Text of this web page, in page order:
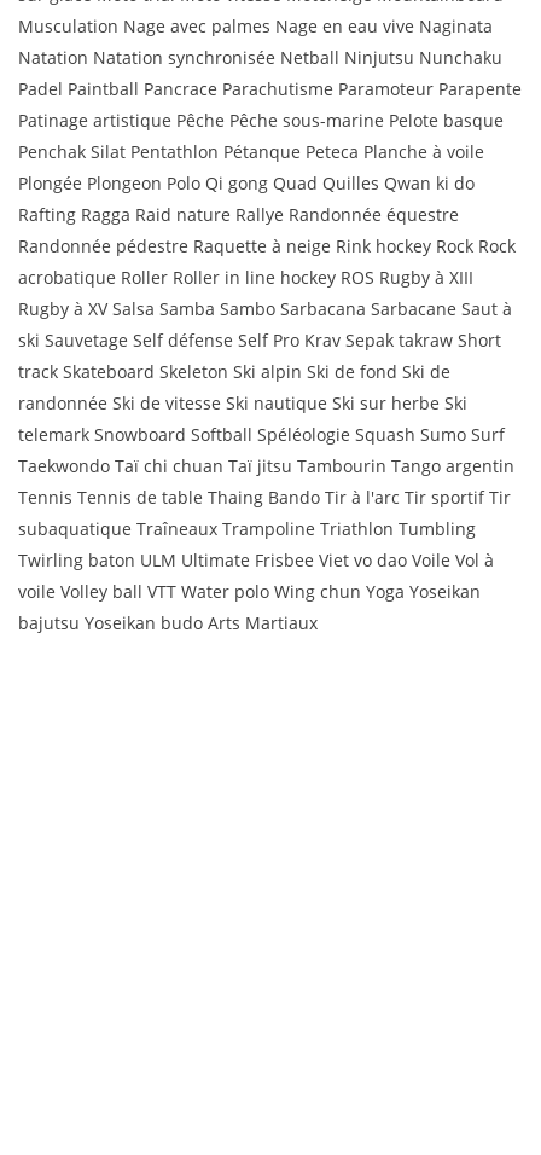
Musculation Nage avec palmes Nage en eau vive Naginata
Natation Natation synchronisée Netball Ninjutsu Nunchaku
Padel Paintball Pancrace Parachutisme Paramoteur Parapente
Patinage artistique Pêche Pêche sous-marine Pelote basque
Penchak Silat Pentathlon Pétanque Peteca Planche à voile
Plongée Plongeon Polo Qi gong Quad Quilles Qwan ki do
Rafting Ragga Raid nature Rallye Randonnée équestre
Randonnée pédestre Raquette à neige Rink hockey Rock Rock
acrobatique Roller Roller in line hockey ROS Rugby à XIII
Rugby à XV Salsa Samba Sambo Sarbacana Sarbacane Saut à
ski Sauvetage Self défense Self Pro Krav Sepak takraw Short
track Skateboard Skeleton Ski alpin Ski de fond Ski de
randonnée Ski de vitesse Ski nautique Ski sur herbe Ski
telemark Snowboard Softball Spéléologie Squash Sumo Surf
Taekwondo Taï chi chuan Taï jitsu Tambourin Tango argentin
Tennis Tennis de table Thaing Bando Tir à l'arc Tir sportif Tir
subaquatique Traîneaux Trampoline Triathlon Tumbling
Twirling baton ULM Ultimate Frisbee Viet vo dao Voile Vol à
voile Volley ball VTT Water polo Wing chun Yoga Yoseikan
bajutsu Yoseikan budo Arts Martiaux